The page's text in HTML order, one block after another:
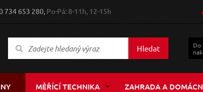
734 653 280,Po-Pá: 8-11h, 12-15h
Hledat Do
MĚŘÍCÍ TECHNIKA ZAHRADA A